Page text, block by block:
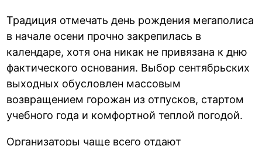
Традиция отмечать день рождения мегаполиса
в начале осени прочно закрепилась в
календаре, хотя она никак не привязана к дню
фактического основания. Выбор сентябрьских
выходных обусловлен массовым
возвращением горожан из отпусков, стартом
учебного года и комфортной теплой погодой.
Организаторы чаще всего отдают